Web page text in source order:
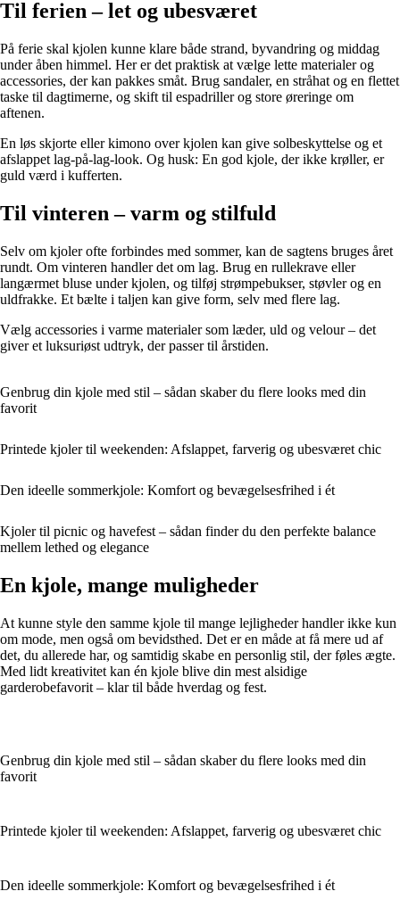
Til ferien – let og ubesværet
På ferie skal kjolen kunne klare både strand, byvandring og middag
under åben himmel. Her er det praktisk at vælge lette materialer og
accessories, der kan pakkes småt. Brug sandaler, en stråhat og en flettet
taske til dagtimerne, og skift til espadriller og store øreringe om
aftenen.
En løs skjorte eller kimono over kjolen kan give solbeskyttelse og et
afslappet lag-på-lag-look. Og husk: En god kjole, der ikke krøller, er
guld værd i kufferten.
Til vinteren – varm og stilfuld
Selv om kjoler ofte forbindes med sommer, kan de sagtens bruges året
rundt. Om vinteren handler det om lag. Brug en rullekrave eller
langærmet bluse under kjolen, og tilføj strømpebukser, støvler og en
uldfrakke. Et bælte i taljen kan give form, selv med flere lag.
Vælg accessories i varme materialer som læder, uld og velour – det
giver et luksuriøst udtryk, der passer til årstiden.
Genbrug din kjole med stil – sådan skaber du flere looks med din
favorit
Printede kjoler til weekenden: Afslappet, farverig og ubesværet chic
Den ideelle sommerkjole: Komfort og bevægelsesfrihed i ét
Kjoler til picnic og havefest – sådan finder du den perfekte balance
mellem lethed og elegance
En kjole, mange muligheder
At kunne style den samme kjole til mange lejligheder handler ikke kun
om mode, men også om bevidsthed. Det er en måde at få mere ud af
det, du allerede har, og samtidig skabe en personlig stil, der føles ægte.
Med lidt kreativitet kan én kjole blive din mest alsidige
garderobefavorit – klar til både hverdag og fest.
Genbrug din kjole med stil – sådan skaber du flere looks med din
favorit
Printede kjoler til weekenden: Afslappet, farverig og ubesværet chic
Den ideelle sommerkjole: Komfort og bevægelsesfrihed i ét